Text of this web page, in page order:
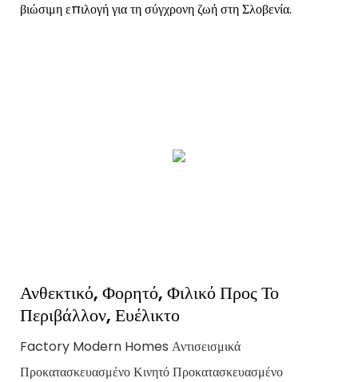
βιώσιμη επιλογή για τη σύγχρονη ζωή στη Σλοβενία.
Ανθεκτικό, Φορητό, Φιλικό Προς Το
Περιβάλλον, Ευέλικτο
Factory Modern Homes Αντισεισμικά
Προκατασκευασμένο Κινητό Προκατασκευασμένο